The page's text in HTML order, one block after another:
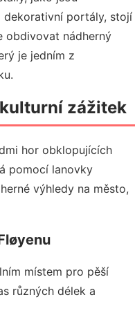
dekorativní portály, stojí
obdivovat nádherný
je jedním z
zážitek
hor obklopujících
pomocí lanovky
výhledy na město,
místem pro pěší
různých délek a